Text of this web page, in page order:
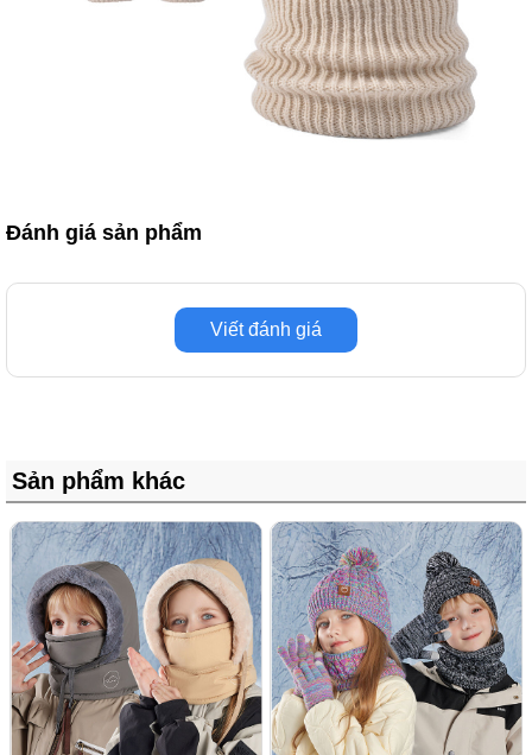
Đánh giá sản phẩm
Viết đánh giá
Sản phẩm khác